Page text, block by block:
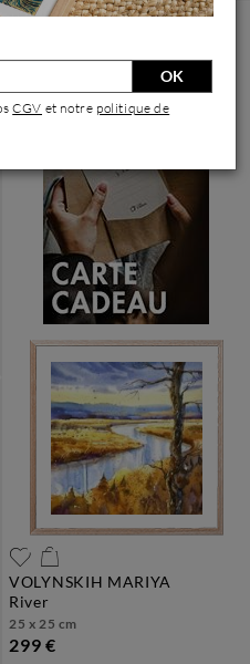
VOLYNSKIH MARIYA
river
25 x 25 cm
299 €
OK
CGV et notre politique de